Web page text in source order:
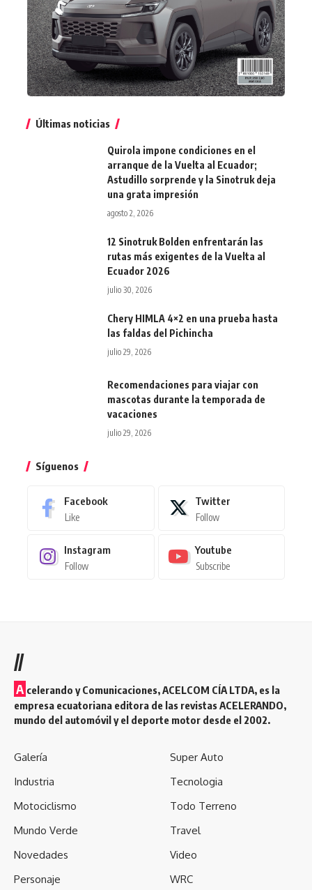
Últimas noticias
Quirola impone condiciones en el
arranque de la Vuelta al Ecuador;
Astudillo sorprende y la Sinotruk deja
una grata impresión
agosto 2, 2026
12 Sinotruk Bolden enfrentarán las
rutas más exigentes de la Vuelta al
Ecuador 2026
julio 30, 2026
Chery HIMLA 4×2 en una prueba hasta
las faldas del Pichincha
julio 29, 2026
Recomendaciones para viajar con
mascotas durante la temporada de
vacaciones
julio 29, 2026
Síguenos
Facebook
Like
Twitter
Follow
Instagram
Follow
Youtube
Subscribe
//
A celerando y Comunicaciones, ACELCOM CÍA LTDA, es la
empresa ecuatoriana editora de las revistas ACELERANDO,
mundo del automóvil y el deporte motor desde el 2002.
Galería
Industria
Motociclismo
Mundo Verde
Novedades
Personaje
Super Auto
Tecnologia
Todo Terreno
Travel
Video
WRC